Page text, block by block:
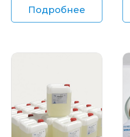
Подробнее